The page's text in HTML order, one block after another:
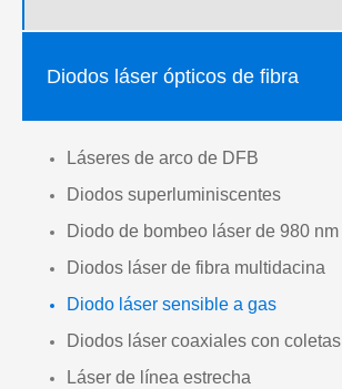
Diodos láser ópticos de fibra
Láseres de arco de DFB
Diodos superluminiscentes
Diodo de bombeo láser de 980 nm
Diodos láser de fibra multidacina
Diodo láser sensible a gas
Diodos láser coaxiales con coletas
Láser de línea estrecha